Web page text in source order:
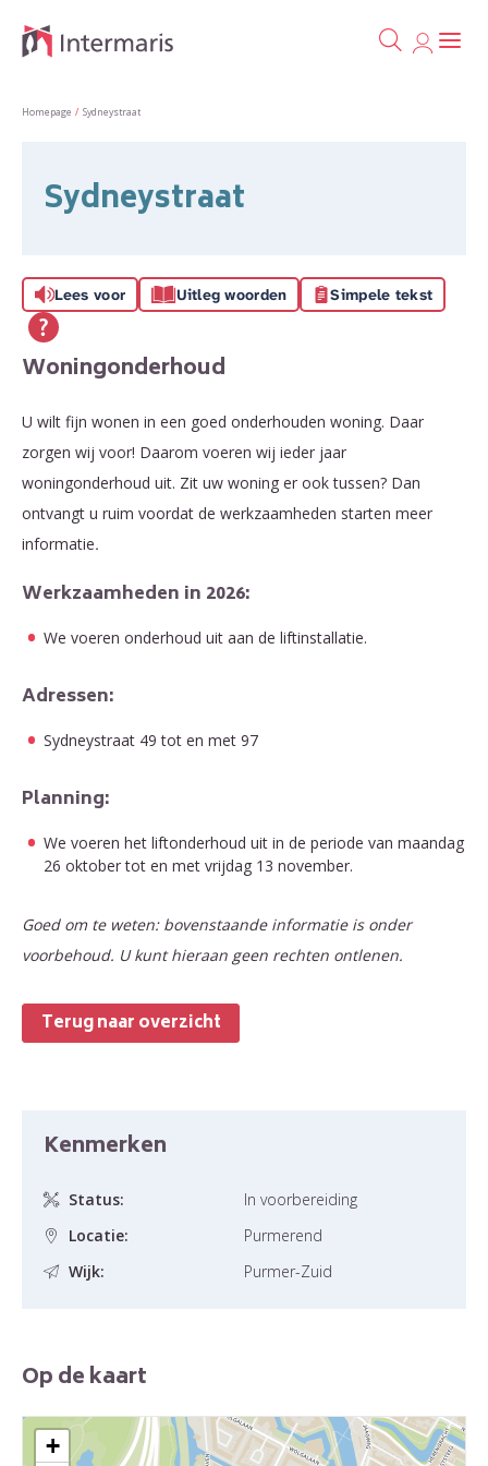
Naar de homepage Ga
Homepage Sydneystraat
Sydneystraat
Lees voor Uitleg woorden Simpele tekst
Woningonderhoud
U wilt fijn wonen in een goed onderhouden woning. Daar
zorgen wij voor! Daarom voeren wij ieder jaar
woningonderhoud uit. Zit uw woning er ook tussen? Dan
ontvangt u ruim voordat de werkzaamheden starten meer
informatie.
Werkzaamheden in 2026:
We voeren onderhoud uit aan de liftinstallatie.
Adressen:
Sydneystraat 49 tot en met 97
Planning:
We voeren het liftonderhoud uit in de periode van maandag
26 oktober tot en met vrijdag 13 november.
Goed om te weten: bovenstaande informatie is onder
voorbehoud. U kunt hieraan geen rechten ontlenen.
Terug naar overzicht
Kenmerken
Status:
In voorbereiding
Locatie:
Purmerend
Wijk:
Purmer-Zuid
Op de kaart
+